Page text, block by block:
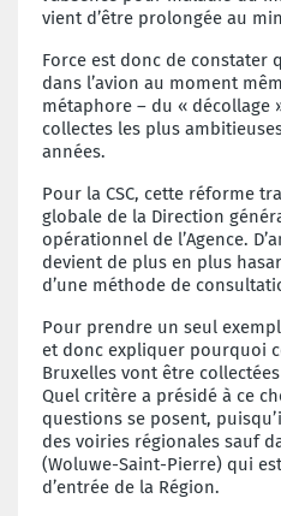
vient d’être prolongée au
Force est donc de constater
dans l’avion au moment
métaphore – du « décollage
collectes les plus
années.
Pour la CSC, cette réforme
globale de la Direction
opérationnel de l’Agence.
devient de plus en plus
d’une méthode de
Pour prendre un seul
et donc expliquer pourquoi
Bruxelles vont être
Quel critère a présidé à ce
questions se posent,
des voiries régionales sauf
(Woluwe-Saint-Pierre) qui
d’entrée de la Région.